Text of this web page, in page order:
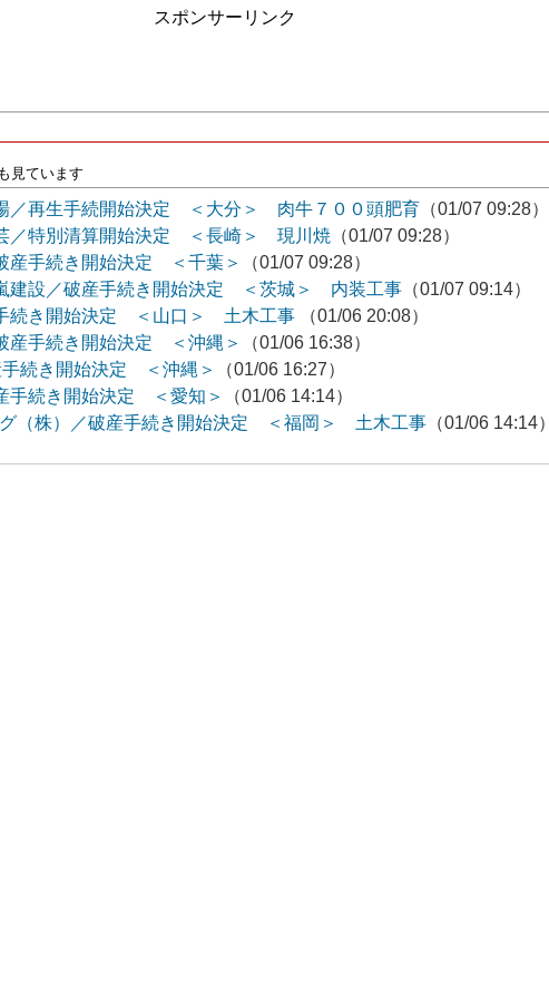
スポンサーリンク
見ています
／再生手続開始決定 ＜大分＞ 肉牛７００頭肥育 （01/07 09:28）
芸／特別清算開始決定 ＜長崎＞ 現川焼 （01/07 09:28）
産手続き開始決定 ＜千葉＞
（01/07 09:28）
建設／破産手続き開始決定 ＜茨城＞ 内装工事 （01/07 09:14）
続き開始決定 ＜山口＞ 土木工事
（01/06 20:08）
産手続き開始決定 ＜沖縄＞
（01/06 16:38）
手続き開始決定 ＜沖縄＞
（01/06 16:27）
手続き開始決定 ＜愛知＞
（01/06 14:14）
グ（株）／破産手続き開始決定 ＜福岡＞ 土木工事 （01/06 14:14）